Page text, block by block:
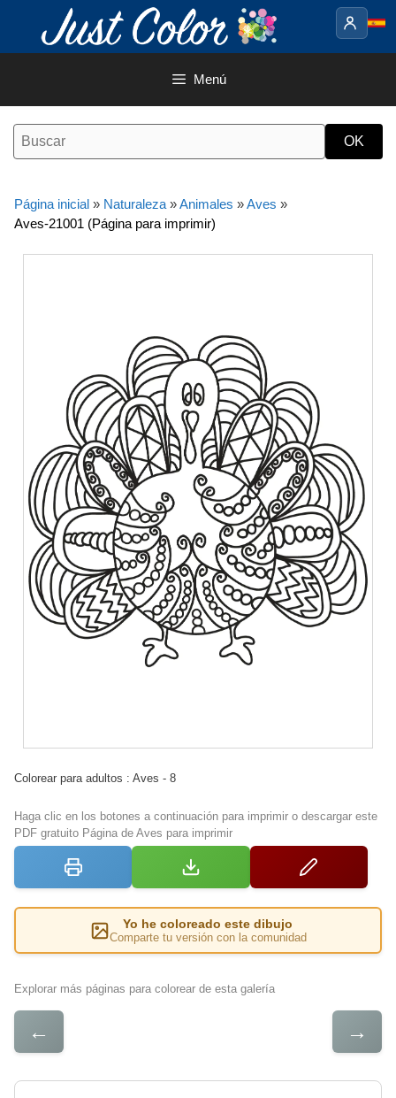
contenido
Menú
Página inicial » Naturaleza »Animales »Aves »
Aves-21001 (Página para imprimir)
Colorear para adultos : Aves - 8
Haga clic en los botones a continuación para imprimir o descargar este
PDF gratuito Página de Aves para imprimir
Yo he coloreado este dibujo
Comparte tu versión con la comunidad
Explorar más páginas para colorear de esta galería
← →